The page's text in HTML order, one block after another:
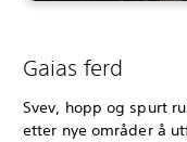
Gaias ferd
Svev, hopp og spurt
etter nye områder å